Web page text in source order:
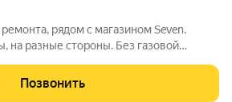
рядом с магазином Seven.
на разные стороны. Без газовой
Отличная транспортная
Позвонить